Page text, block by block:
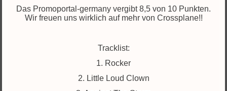
Das Promoportal-germany vergibt 8,5 von 10 Punkten.
Wir freuen uns wirklich auf mehr von Crossplane!!
Tracklist:
1. Rocker
2. Little Loud Clown